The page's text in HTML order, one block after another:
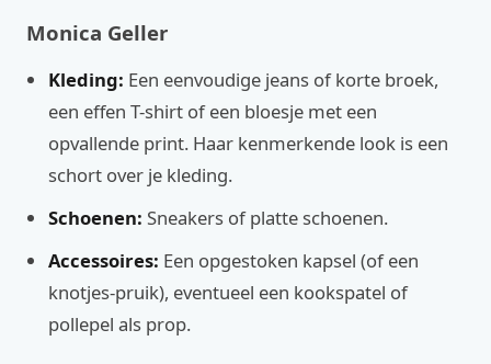
Monica Geller
Kleding: Een eenvoudige jeans of korte broek,
een effen T-shirt of een bloesje met een
opvallende print. Haar kenmerkende look is een
schort over je kleding.
Schoenen: Sneakers of platte schoenen.
Accessoires: Een opgestoken kapsel (of een
knotjes-pruik), eventueel een kookspatel of
pollepel als prop.